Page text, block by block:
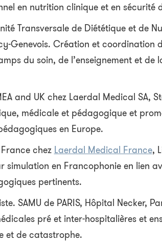
en nutrition clinique et en sécurité
Transversale de Diététique et de
Genevois. Création et coordination
du soin, de l’enseignement et de
and UK chez Laerdal Medical SA,
médicale et pédagogique et
en Europe.
chez Laerdal Medical France,
en Francophonie en lien
pertinents.
SAMU de PARIS, Hôpital Necker,
pré et inter-hospitalières et
et de catastrophe.